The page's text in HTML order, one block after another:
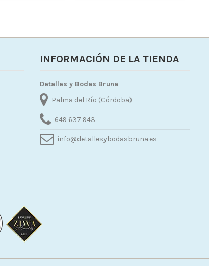
INFORMACIÓN DE LA TIENDA
Detalles y Bodas Bruna
Palma del Río (Córdoba)
649 637 943
info@detallesybodasbruna.es